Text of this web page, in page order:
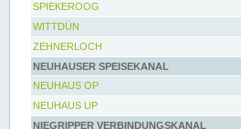
SPIEKEROOG
WITTDÜN
ZEHNERLOCH
NEUHAUSER SPEISEKANAL
NEUHAUS OP
NEUHAUS UP
NIEGRIPPER VERBINDUNGSKANAL